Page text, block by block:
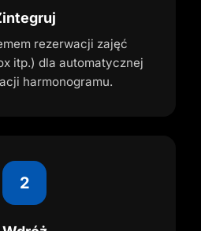
rezerwacji zajęć
itp.) dla automatycznej
harmonogramu.
2